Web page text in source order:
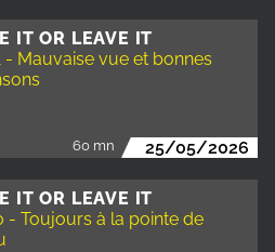
IT OR LEAVE IT
- Mauvaise vue et bonnes
60 mn 25/05/2026
IT OR LEAVE IT
- Toujours à la pointe de